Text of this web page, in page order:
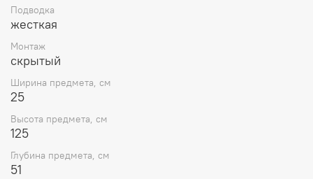
Подводка
жесткая
Монтаж
скрытый
Ширина предмета, см
25
Высота предмета, см
125
Глубина предмета, см
51